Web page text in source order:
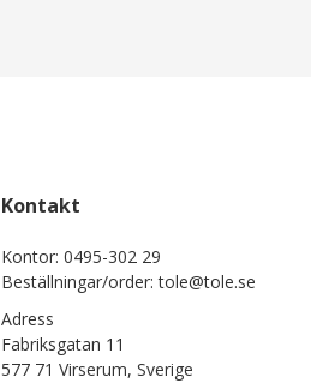
Kontakt
Kontor: 0495-302 29
Beställningar/order: tole@tole.se
Adress
Fabriksgatan 11
577 71 Virserum, Sverige